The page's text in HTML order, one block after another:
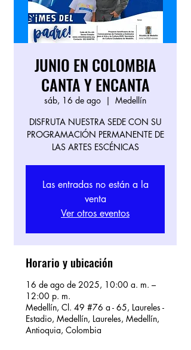
JUNIO EN COLOMBIA
CANTA Y ENCANTA
sáb, 16 de ago
  |
Medellín
DISFRUTA NUESTRA SEDE CON SU
PROGRAMACIÓN PERMANENTE DE
LAS ARTES ESCÉNICAS
Las entradas no están a la
venta
Ver otros eventos
Horario y ubicación
16 de ago de 2025, 10:00 a. m. –
12:00 p. m.
Medellín, Cl. 49 #76 a - 65, Laureles -
Estadio, Medellín, Laureles, Medellín,
Antioquia, Colombia